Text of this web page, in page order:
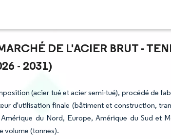
DE L'ACIER BRUT -
- 2031)
(acier tué et acier semi-tué), procédé de
d'utilisation finale (bâtiment et construction,
du Nord, Europe, Amérique du Sud et
volume (tonnes).